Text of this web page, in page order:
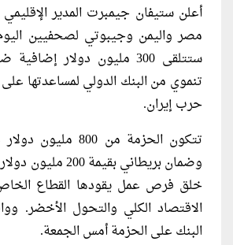
أعلن ستيفان جيمبرت المدير الإقليمي
مصر واليمن وجيبوتي لصحفيين
ستتلقى 300 مليون دولار
تنموي من البنك الدولي لمساعدتها
حرب إيران.
تتكون الحزمة من 800
وضمان بريطاني
خلق فرص عمل يقودها القطاع الخاص
الاقتصاد الكلي والتحول الأخضر.
البنك على الحزمة أمس الجمعة.